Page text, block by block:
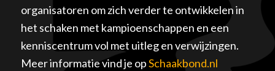
organisatoren om zich verder te ontwikkelen in
het schaken met kampioenschappen en een
kenniscentrum vol met uitleg en verwijzingen.
Meer informatie vind je opSchaakbond.nl